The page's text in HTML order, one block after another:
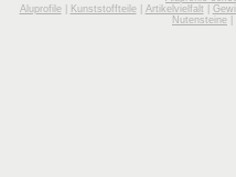
Aluprofile| Kunststoffteile| Artikelvielfalt
Nutensteine